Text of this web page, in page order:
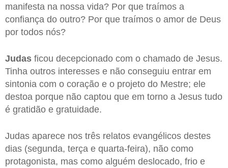
manifesta na nossa vida? Por que traímos a
confiança do outro? Por que traímos o amor de Deus
por todos nós?
Judas ficou decepcionado com o chamado de Jesus.
Tinha outros interesses e não conseguiu entrar em
sintonia com o coração e o projeto do Mestre; ele
destoa porque não captou que em torno a Jesus tudo
é gratidão e gratuidade.
Judas aparece nos três relatos evangélicos destes
dias (segunda, terça e quarta-feira), não como
protagonista, mas como alguém deslocado, frio e